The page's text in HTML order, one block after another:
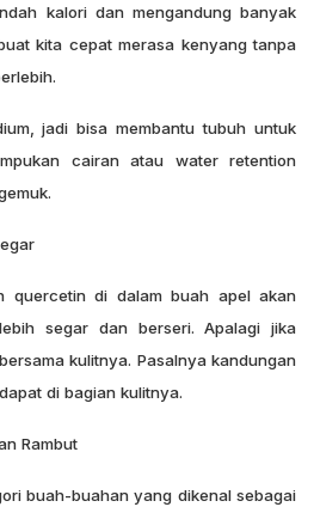
kalori dan mengandung banyak
kita cepat merasa kenyang tanpa
jadi bisa membantu tubuh untuk
cairan atau water retention
quercetin di dalam buah apel akan
segar dan berseri. Apalagi jika
kulitnya. Pasalnya kandungan
di bagian kulitnya.
Rambut
buah-buahan yang dikenal sebagai